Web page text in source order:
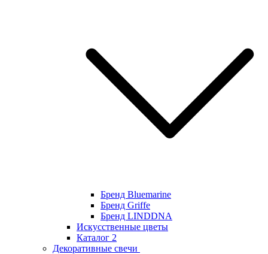
Бренд Bluemarine
Бренд Griffe
Бренд LINDDNA
Искусственные цветы
Каталог 2
Декоративные свечи